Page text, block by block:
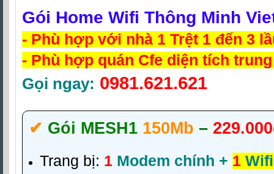
Gói Home Wifi Thông Minh
- Phù hợp với nhà 1 Trệt 1 đến 3
- Phù hợp quán Cfe diện tích
Gọi ngay: 0981.621.621
✔‎ Gói MESH1 150Mb –
Trang bị: 1 Modem chính + 1